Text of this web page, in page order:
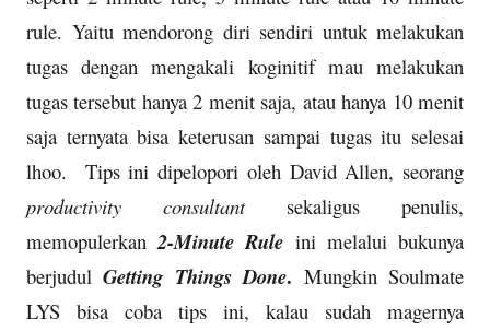
rule. Yaitu mendorong diri sendiri untuk melakukan
tugas dengan mengakali koginitif mau melakukan
tugas tersebut hanya 2 menit saja, atau hanya 10 menit
saja ternyata bisa keterusan sampai tugas itu selesai
lhoo. Tips ini dipelopori oleh David Allen, seorang
productivity consultantsekaligus penulis,
memopulerkan2-Minute Rule ini melalui bukunya
berjudulGetting Things Done. Mungkin Soulmate
LYS bisa coba tips ini, kalau sudah magernya